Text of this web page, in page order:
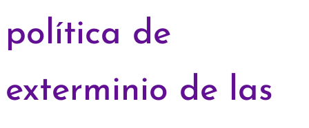
política de
exterminio de las